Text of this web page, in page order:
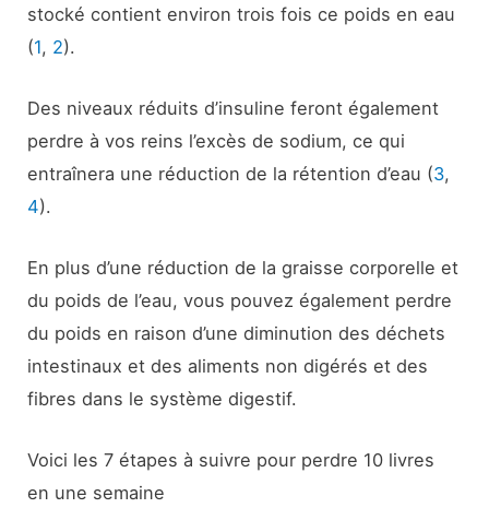
stocké contient environ trois fois ce poids en eau
(1, 2).
Des niveaux réduits d’insuline feront également
perdre à vos reins l’excès de sodium, ce qui
entraînera une réduction de la rétention d’eau (3,
4).
En plus d’une réduction de la graisse corporelle et
du poids de l’eau, vous pouvez également perdre
du poids en raison d’une diminution des déchets
intestinaux et des aliments non digérés et des
fibres dans le système digestif.
Voici les 7 étapes à suivre pour perdre 10 livres
en une semaine